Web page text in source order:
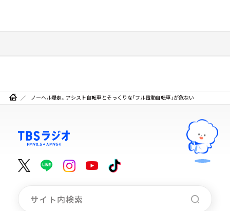
ノーヘル爆走。アシスト自転車とそっくりな「フル電動自転車」が危ない